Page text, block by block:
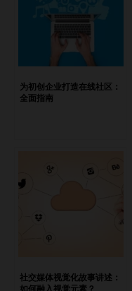
感到被重视和倾听的地
需求 为在线社区创建吸
的目标受众。这需要分
和偏好，同时深入了解
Content Verve的创始人
建与他们产生共鸣内容
和偏好的宝贵见解。这
解决其关切的问题的内
作能够抓住他们注意力
最终会提升社区的参与
被重视和倾听的充满活
风暴内容创意 在充分了
Andrea Pizziconi指出，
为初创企业打造在线社区：
全面指南
社交媒体视觉化故事讲述：
如何融入视觉元素？